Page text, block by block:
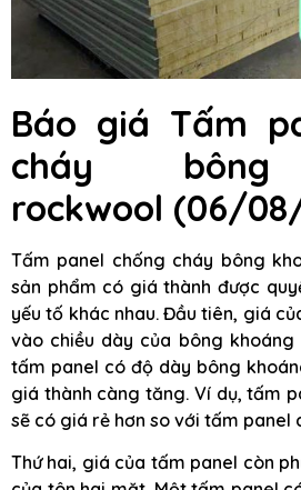
Báo giá Tấm
cháy bông
rockwool (06/
Tấm panel chống cháy bông
sản phẩm có giá thành được
yếu tố khác nhau. Đầu tiên, giá
vào chiều dày của bông khoáng
tấm panel có độ dày bông
giá thành càng tăng. Ví dụ, tấm
sẽ có giá rẻ hơn so với tấm panel
Thứ hai, giá của tấm panel còn